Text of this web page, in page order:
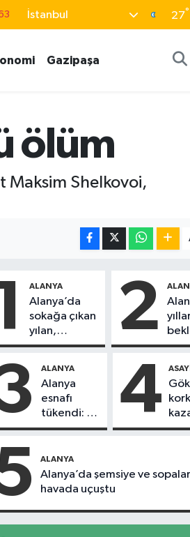
İstanbul 27°
Gazipaşa
ölüm
Maksim Shelkovoi,
ALANYA
Alanya’da
sokağa çıkan
yılan,
vatandaşı
2
yol
ALANYA
Alanya
esnafı
tükendi: 1
ayda 150
kapandı
4
ALANYA
Alanya’da şemsiye ve sopalar
havada uçuştu